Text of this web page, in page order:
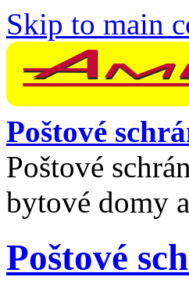
Skip to main
Poštové
Poštové
bytové domy
Poštové